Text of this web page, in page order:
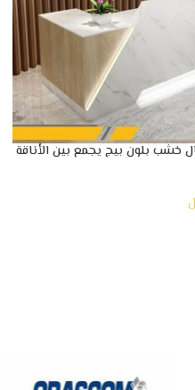
خشب بلون بيج يجمع بين الأناقة